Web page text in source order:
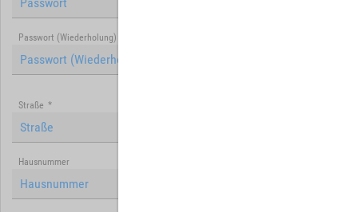
Passwort (Wiederholung)
Straße *
Hausnummer